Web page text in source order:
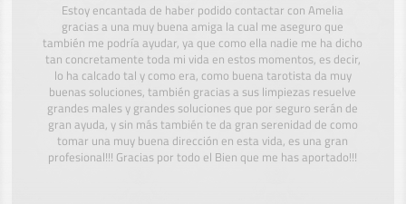
Estoy encantada de haber podido contactar con Amelia
gracias a una muy buena amiga la cual me aseguro que
también me podría ayudar, ya que como ella nadie me ha dicho
tan concretamente toda mi vida en estos momentos, es decir,
lo ha calcado tal y como era, como buena tarotista da muy
buenas soluciones, también gracias a sus limpiezas resuelve
grandes males y grandes soluciones que por seguro serán de
gran ayuda, y sin más también te da gran serenidad de como
tomar una muy buena dirección en esta vida, es una gran
profesional!!! Gracias por todo el Bien que me has aportado!!!